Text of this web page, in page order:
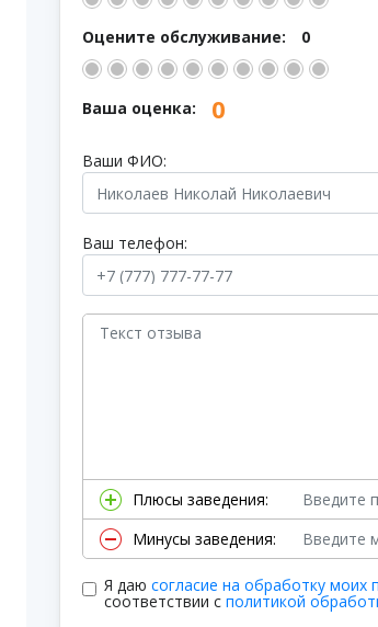
Оцените обслуживание: 0
Ваша оценка: 0
Ваши ФИО:
Ваш телефон:
Плюсы заведения:
Минусы заведения:
Я даюсогласие на обработку моих
соответствии сполитикой